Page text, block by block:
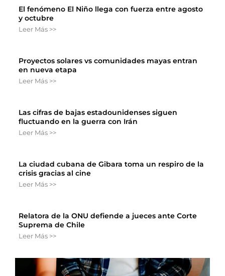
El fenómeno El Niño llega con fuerza entre agosto
y octubre
Leer Más >>
Proyectos solares vs comunidades mayas entran
en nueva etapa
Leer Más >>
Las cifras de bajas estadounidenses siguen
fluctuando en la guerra con Irán
Leer Más >>
La ciudad cubana de Gibara toma un respiro de la
crisis gracias al cine
Leer Más >>
Relatora de la ONU defiende a jueces ante Corte
Suprema de Chile
Leer Más >>